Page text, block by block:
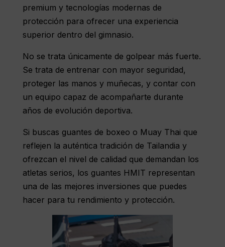
premium y tecnologías modernas de
protección para ofrecer una experiencia
superior dentro del gimnasio.
No se trata únicamente de golpear más fuerte.
Se trata de entrenar con mayor seguridad,
proteger las manos y muñecas, y contar con
un equipo capaz de acompañarte durante
años de evolución deportiva.
Si buscas guantes de boxeo o Muay Thai que
reflejen la auténtica tradición de Tailandia y
ofrezcan el nivel de calidad que demandan los
atletas serios, los guantes HMIT representan
una de las mejores inversiones que puedes
hacer para tu rendimiento y protección.